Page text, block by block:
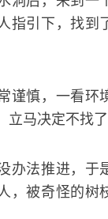
指引下，找到
谨慎，一看环
立马决定不找了
办法推进，于
，被奇怪的树